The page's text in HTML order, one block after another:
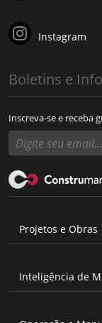
Instagram
Boletins e
Inscreva-se e receba
Projetos e Obras
Inteligência de